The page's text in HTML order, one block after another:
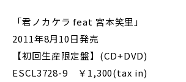
「君ノカケラ feat 宮本笑里」
2011年8月10日発売
【初回生産限定盤】(CD+DVD)
ESCL3728-9 ￥1,300(tax in)